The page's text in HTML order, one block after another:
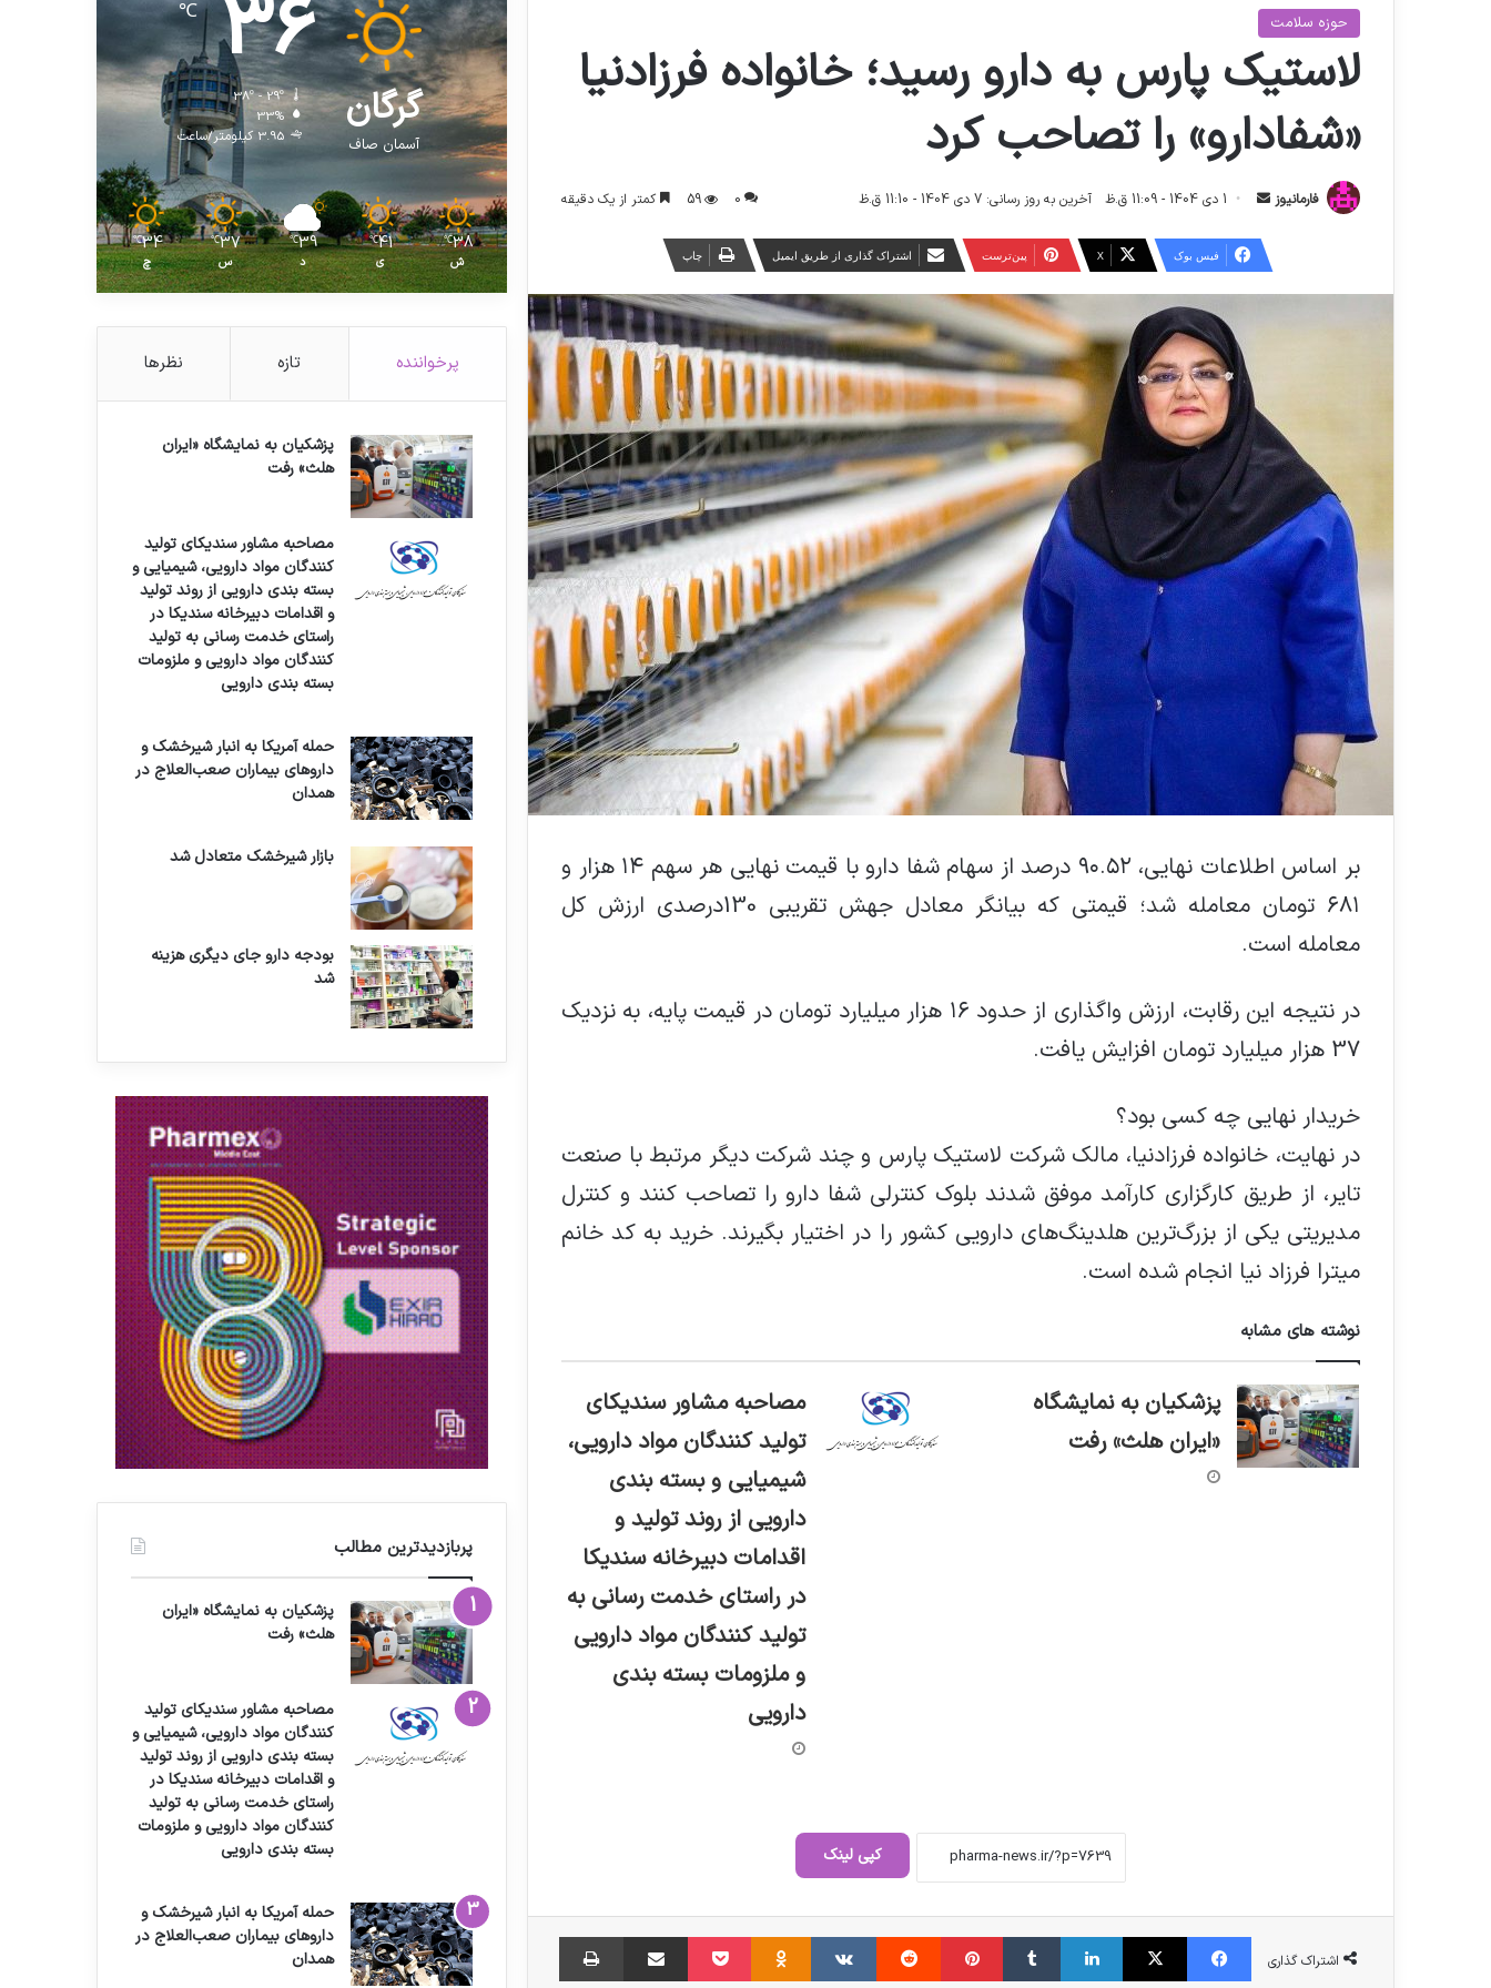
حوزه سلامت
لاستیک پارس به دارو رسید؛ خانواده فرزادنیا
«شفادارو» را تصاحب کرد
فارمانیوز
س
م
ی
1 دی 1404 - 11:09 ق.ظ آخرین به روز رسانی: 7 دی 1404 - 11:10 ق.ظ 0
59 کمتر از یک دقیقه
فیس بوک X ‫پین‌ترست اشتراک گذاری از طریق ایمیل چاپ
بر اساس اطلاعات نهایی، ۹۰.۵۲ درصد از سهام شفا دارو با قیمت نهایی هر سهم ۱۴ هزار و
۶۸۱ تومان معامله شد؛ قیمتی که بیانگر معادل جهش تقریبی 130درصدی ارزش کل
معامله است.
در نتیجه این رقابت، ارزش واگذاری از حدود ۱۶ هزار میلیارد تومان در قیمت پایه، به نزدیک
37 هزار میلیارد تومان افزایش یافت.
خریدار نهایی چه کسی بود؟
در نهایت، خانواده فرزادنیا، مالک شرکت لاستیک پارس و چند شرکت دیگر مرتبط با صنعت
تایر، از طریق کارگزاری کارآمد موفق شدند بلوک کنترلی شفا دارو را تصاحب کنند و کنترل
مدیریتی یکی از بزرگ‌ترین هلدینگ‌های دارویی کشور را در اختیار بگیرند. خرید به کد خانم
میترا فرزاد نیا انجام شده است.
نوشته های مشابه
پزشکیان به نمایشگاه
«ایران هلث» رفت
مصاحبه مشاور سندیکای
تولید کنندگان مواد دارویی،
شیمیایی و بسته بندی
دارویی از روند تولید و
اقدامات دبیرخانه سندیکا
در راستای خدمت رسانی به
تولید کنندگان مواد دارویی
و ملزومات بسته بندی
دارویی
کپی لینک
اشتراک گذاری
فیس بوک X لینکدین ‫تامبلر ‫پین‌ترست ‫رددیت ‫VKontakte
‫Odnoklassniki پاکت اشتراک گذاری از طریق ایمیل
دستور معاون پزشکیان برای تسهیل فوری
تأیید نسخه‌های دارویی
در ماه‌های آینده
تدوین دانش فنی ۷۶ ماده اولیه دارویی
توسط گروه تحقیقات صنعت شیمی هیوا؛
آماده واگذاری به سرمایه‌گذاران و
گرگان
آسمان صاف
36
℃
38º - 29º
33%
3.95 کیلومتر/ساعت
38
℃
ش
41
℃
ی
39
℃
د
37
℃
س
34
℃
چ
پرخواننده تازه نظرها
پزشکیان به نمایشگاه «ایران
هلث» رفت
مصاحبه مشاور سندیکای تولید
کنندگان مواد دارویی، شیمیایی و
بسته بندی دارویی از روند تولید
و اقدامات دبیرخانه سندیکا در
راستای خدمت رسانی به تولید
کنندگان مواد دارویی و ملزومات
بسته بندی دارویی
حمله آمریکا به انبار شیرخشک و
داروهای بیماران صعب‌العلاج در
همدان
بازار شیرخشک متعادل شد
بودجه دارو جای دیگری هزینه
شد
پربازدیدترین مطالب
پزشکیان به نمایشگاه «ایران
هلث» رفت
مصاحبه مشاور سندیکای تولید
کنندگان مواد دارویی، شیمیایی و
بسته بندی دارویی از روند تولید
و اقدامات دبیرخانه سندیکا در
راستای خدمت رسانی به تولید
کنندگان مواد دارویی و ملزومات
بسته بندی دارویی
حمله آمریکا به انبار شیرخشک و
داروهای بیماران صعب‌العلاج در
همدان